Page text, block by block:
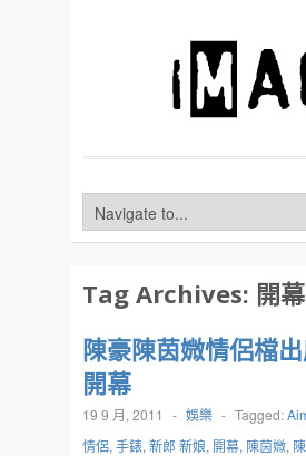
Tag Archives: 開幕
陳豪陳茵媺情侶檔
開幕
19 9 月, 2011 - 娛樂 - Tagged:
情侶, 手錶, 新郎 新娘, 開幕, 陳茵媺,